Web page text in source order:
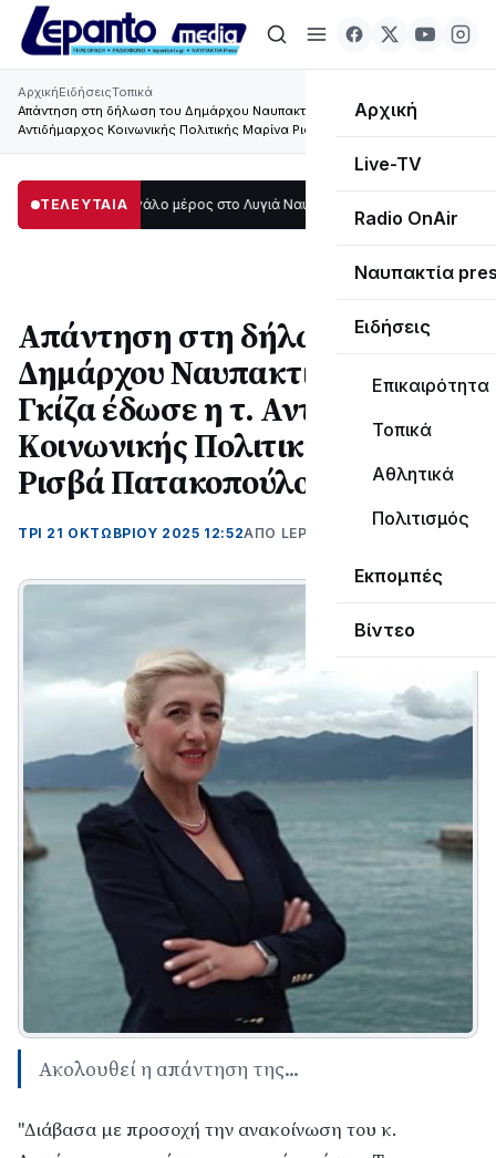
Αρχική
Live-TV
Radio OnAir
Ναυπακτία
Ειδήσεις
Επικαιρότητα
Τοπικά
Αθλητικά
Πολιτισμός
Εκπομπές
Βίντεο
ΑρχικήΕιδήσειςΤοπικά
Απάντηση στη δήλωση του Δημάρχου Ναυπακτίας Βασίλη Γκίζα έδωσε η τ.
Αντιδήμαρχος Κοινωνικής Πολιτικής Μαρίνα Ρισβά Πατακοπούλου
ΤΕΛΕΥΤΑΙΑ
μεγάλο μέρος στο Λυγιά Ναυπάκτου12:08
Απάντηση στη δήλωση του
Δημάρχου Ναυπακτίας Βασίλη
Γκίζα έδωσε η τ. Αντιδήμαρχος
Κοινωνικής Πολιτικής Μαρίνα
Ρισβά Πατακοπούλου
ΤΡΊ 21 ΟΚΤΩΒΡΊΟΥ 2025 12:52ΑΠΌ LEPANTO RTV
Ακολουθεί η απάντηση της...
"Διάβασα με προσοχή την ανακοίνωση του κ.